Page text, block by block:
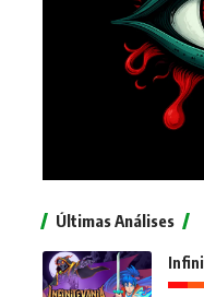
Últimas Análises